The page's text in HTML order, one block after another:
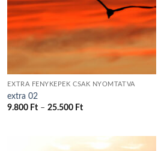
EXTRA FÉNYKÉPEK CSAK NYOMTATVA
extra 02
9.800 Ft – 25.500 FtÁrtartomány: